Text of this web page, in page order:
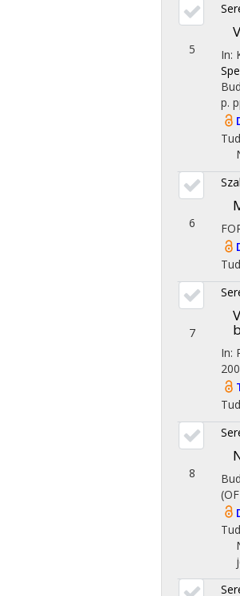
5 In:
p.
6
7
In:
8